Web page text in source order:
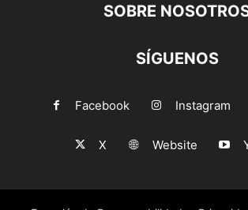
SOBRE
SÍGUENOS
Facebook Instagram
X Website